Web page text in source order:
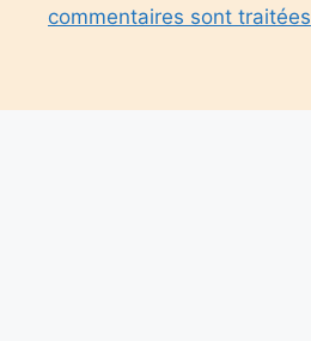
commentaires sont traitées